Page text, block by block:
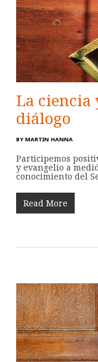
La ciencia
diálogo
BY MARTIN HANNA
Participemos
y evangelio a
conocimiento del
Read More